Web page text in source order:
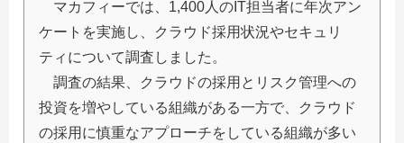
マカフィーでは、1,400人のIT担当者に年次アン
ケートを実施し、クラウド採用状況やセキュリ
ティについて調査しました。
調査の結果、クラウドの採用とリスク管理への
投資を増やしている組織がある一方で、クラウド
の採用に慎重なアプローチをしている組織が多い